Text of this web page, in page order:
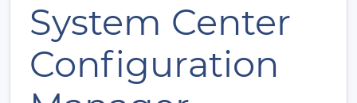
System Center
Configuration